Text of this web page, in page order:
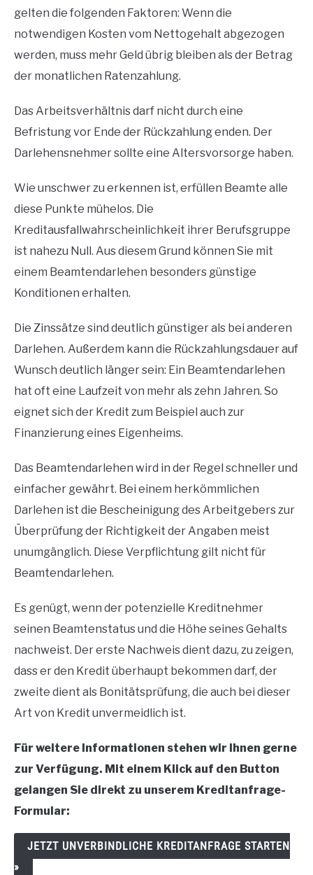
gelten die folgenden Faktoren: Wenn die
notwendigen Kosten vom Nettogehalt abgezogen
werden, muss mehr Geld übrig bleiben als der Betrag
der monatlichen Ratenzahlung.
Das Arbeitsverhältnis darf nicht durch eine
Befristung vor Ende der Rückzahlung enden. Der
Darlehensnehmer sollte eine Altersvorsorge haben.
Wie unschwer zu erkennen ist, erfüllen Beamte alle
diese Punkte mühelos. Die
Kreditausfallwahrscheinlichkeit ihrer Berufsgruppe
ist nahezu Null. Aus diesem Grund können Sie mit
einem Beamtendarlehen besonders günstige
Konditionen erhalten.
Die Zinssätze sind deutlich günstiger als bei anderen
Darlehen. Außerdem kann die Rückzahlungsdauer auf
Wunsch deutlich länger sein: Ein Beamtendarlehen
hat oft eine Laufzeit von mehr als zehn Jahren. So
eignet sich der Kredit zum Beispiel auch zur
Finanzierung eines Eigenheims.
Das Beamtendarlehen wird in der Regel schneller und
einfacher gewährt. Bei einem herkömmlichen
Darlehen ist die Bescheinigung des Arbeitgebers zur
Überprüfung der Richtigkeit der Angaben meist
unumgänglich. Diese Verpflichtung gilt nicht für
Beamtendarlehen.
Es genügt, wenn der potenzielle Kreditnehmer
seinen Beamtenstatus und die Höhe seines Gehalts
nachweist. Der erste Nachweis dient dazu, zu zeigen,
dass er den Kredit überhaupt bekommen darf, der
zweite dient als Bonitätsprüfung, die auch bei dieser
Art von Kredit unvermeidlich ist.
Für weitere Informationen stehen wir Ihnen gerne
zur Verfügung. Mit einem Klick auf den Button
gelangen Sie direkt zu unserem Kreditanfrage-
Formular:
JETZT UNVERBINDLICHE KREDITANFRAGE STARTEN
»